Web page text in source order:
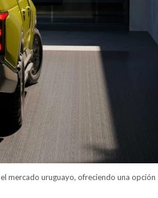
mercado uruguayo, ofreciendo una opción